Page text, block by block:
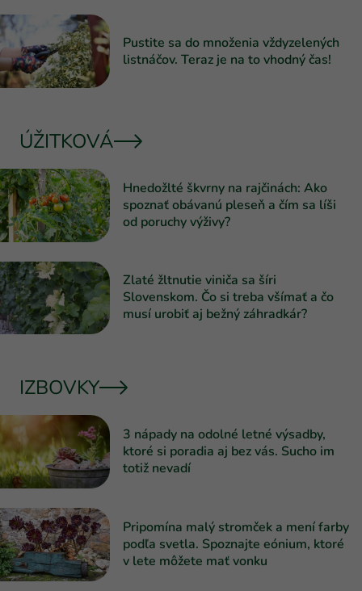
Pustite sa do množenia vždyzelených
listnáčov. Teraz je na to vhodný čas!
ÚŽITKOVÁ
Hnedožlté škvrny na rajčinách: Ako
spoznať obávanú pleseň a čím sa líši
od poruchy výživy?
Zlaté žltnutie viniča sa šíri
Slovenskom. Čo si treba všímať a čo
musí urobiť aj bežný záhradkár?
IZBOVKY
3 nápady na odolné letné výsadby,
ktoré si poradia aj bez vás. Sucho im
totiž nevadí
Pripomína malý stromček a mení farby
podľa svetla. Spoznajte eónium, ktoré
v lete môžete mať vonku